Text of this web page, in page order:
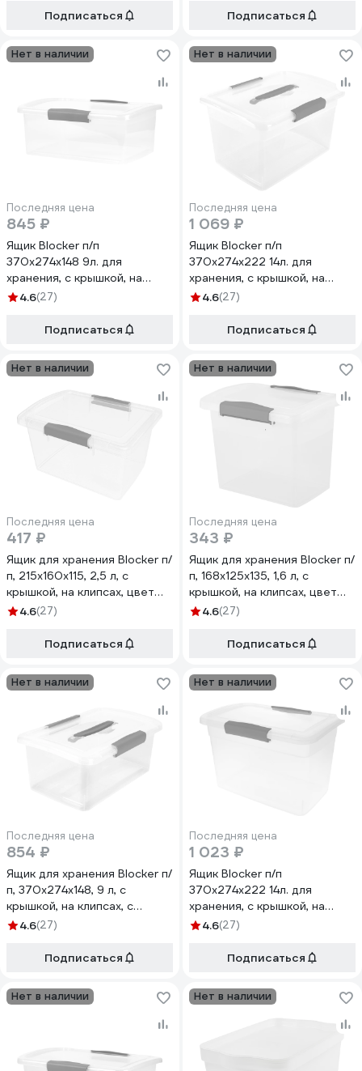
Подписаться Подписаться
Нет в наличии
Последняя цена
845 ₽
Ящик Blocker п/п
370х274х148 9л. для
хранения, с крышкой, на
клипсах цв. прозрачный
4.6(27)
Подписаться
Нет в наличии
Последняя цена
1 069 ₽
Ящик Blocker п/п
370х274х222 14л. для
хранения, с крышкой, на
клипсах, с ручкой цв.
4.6(27)
Подписаться
Нет в наличии
Последняя цена
417 ₽
Ящик для хранения Blocker п/
п, 215x160x115, 2,5 л, с
крышкой, на клипсах, цвет
прозрачный кристалл 36189
4.6(27)
Подписаться
Нет в наличии
Последняя цена
343 ₽
Ящик для хранения Blocker п/
п, 168x125x135, 1,6 л, с
крышкой, на клипсах, цвет
прозрачный кристалл 36183
4.6(27)
Подписаться
Нет в наличии
Последняя цена
854 ₽
Ящик для хранения Blocker п/
п, 370x274x148, 9 л, с
крышкой, на клипсах, с
ручкой, цвет прозрачный
4.6(27)
Подписаться
Нет в наличии
Последняя цена
1 023 ₽
Ящик Blocker п/п
370х274х222 14л. для
хранения, с крышкой, на
клипсах цв. прозрачный
4.6(27)
Подписаться
Нет в наличии Нет в наличии